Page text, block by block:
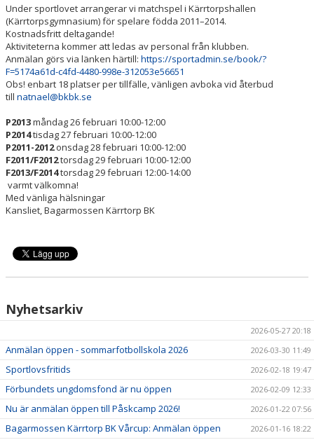
Under sportlovet arrangerar vi matchspel i Kärrtorpshallen
(Kärrtorpsgymnasium) för spelare födda 2011–2014.
Kostnadsfritt deltagande!
Aktiviteterna kommer att ledas av personal från klubben.
Anmälan görs via länken härtill: https://sportadmin.se/book/?
F=5174a61d-c4fd-4480-998e-312053e56651
Obs! enbart 18 platser per tillfälle, vänligen avboka vid återbud
till natnael@bkbk.se
P2013måndag 26 februari 10:00-12:00
P2014tisdag 27 februari 10:00-12:00
P2011-2012onsdag 28 februari 10:00-12:00
F2011/F2012torsdag 29 februari 10:00-12:00
F2013/F2014torsdag 29 februari 12:00-14:00
varmt välkomna!
Med vänliga hälsningar
Kansliet, Bagarmossen Kärrtorp BK
Nyhetsarkiv
2026-05-27 20:18
Anmälan öppen - sommarfotbollskola 2026 2026-03-30 11:49
Sportlovsfritids 2026-02-18 19:47
Förbundets ungdomsfond är nu öppen 2026-02-09 12:33
Nu är anmälan öppen till Påskcamp 2026! 2026-01-22 07:56
Bagarmossen Kärrtorp BK Vårcup: Anmälan öppen 2026-01-16 18:22